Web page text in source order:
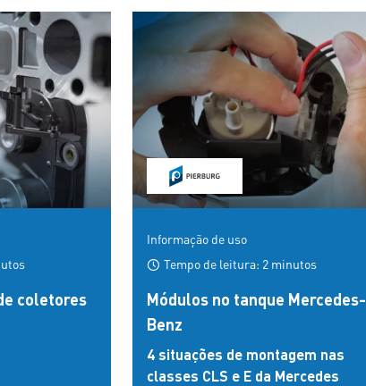
coletores
Informação de uso
Tempo de leitura: 2 minutos
Módulos no tanque Mercedes-
Benz
4 situações de montagem nas
classes CLS e E da Mercedes